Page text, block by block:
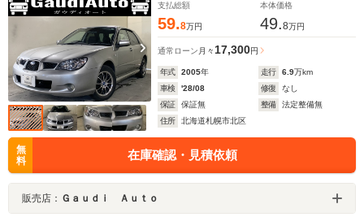
支払総額
59.8万円
本体価格
49.8万円
通常ローン 月々 17,300円
年式 2005年 走行 6.9万km
車検
'28/08 修復
なし
保証
保証無 整備
法定整備無
住所
北海道札幌市北区
無
料
在庫確認・見積依頼
販売店： Ｇａｕｄｉ Ａｕｔｏ